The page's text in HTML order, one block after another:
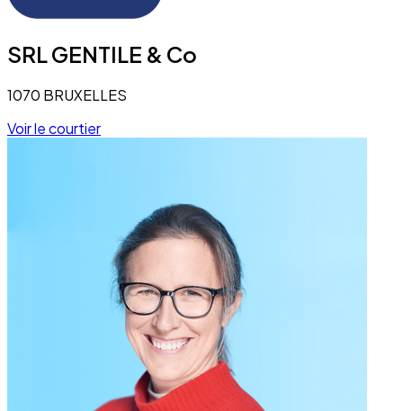
SRL GENTILE & Co
1070 BRUXELLES
Voir le courtier